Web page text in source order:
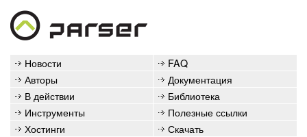
Новости
FAQ
Авторы
Документация
В действии
Библиотека
Инструменты
Полезные ссылки
Хостинги
Скачать